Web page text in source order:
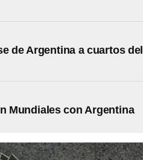
de Argentina a cuartos del
Mundiales con Argentina